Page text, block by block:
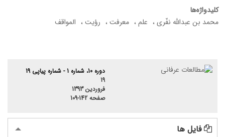
کلیدواژه‌ها
محمد بن عبدالله نفّری
علم معرفت رؤیت المواقف
دوره 10، شماره 1 - شماره پیاپی 19
19
فروردین 1393
صفحه 109-142
فایل ها